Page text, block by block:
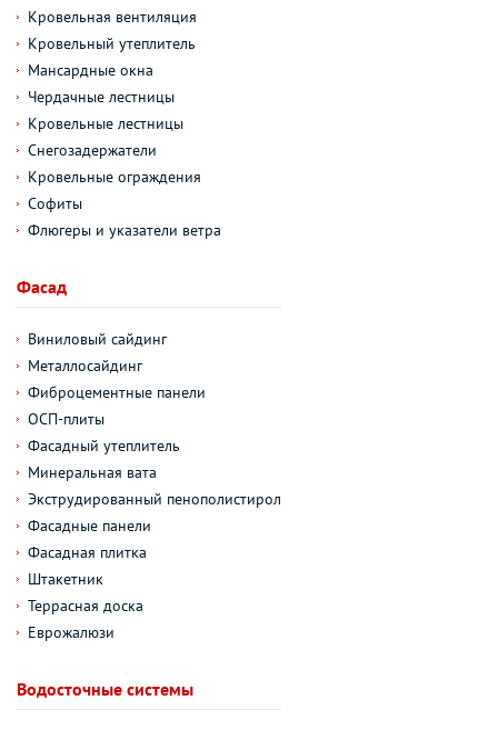
Кровельная вентиляция
Кровельный утеплитель
Мансардные окна
Чердачные лестницы
Кровельные лестницы
Снегозадержатели
Кровельные ограждения
Софиты
Флюгеры и указатели ветра
Фасад
Виниловый сайдинг
Металлосайдинг
Фиброцементные панели
ОСП-плиты
Фасадный утеплитель
Минеральная вата
Экструдированный пенополистирол
Фасадные панели
Фасадная плитка
Штакетник
Террасная доска
Еврожалюзи
Водосточные системы